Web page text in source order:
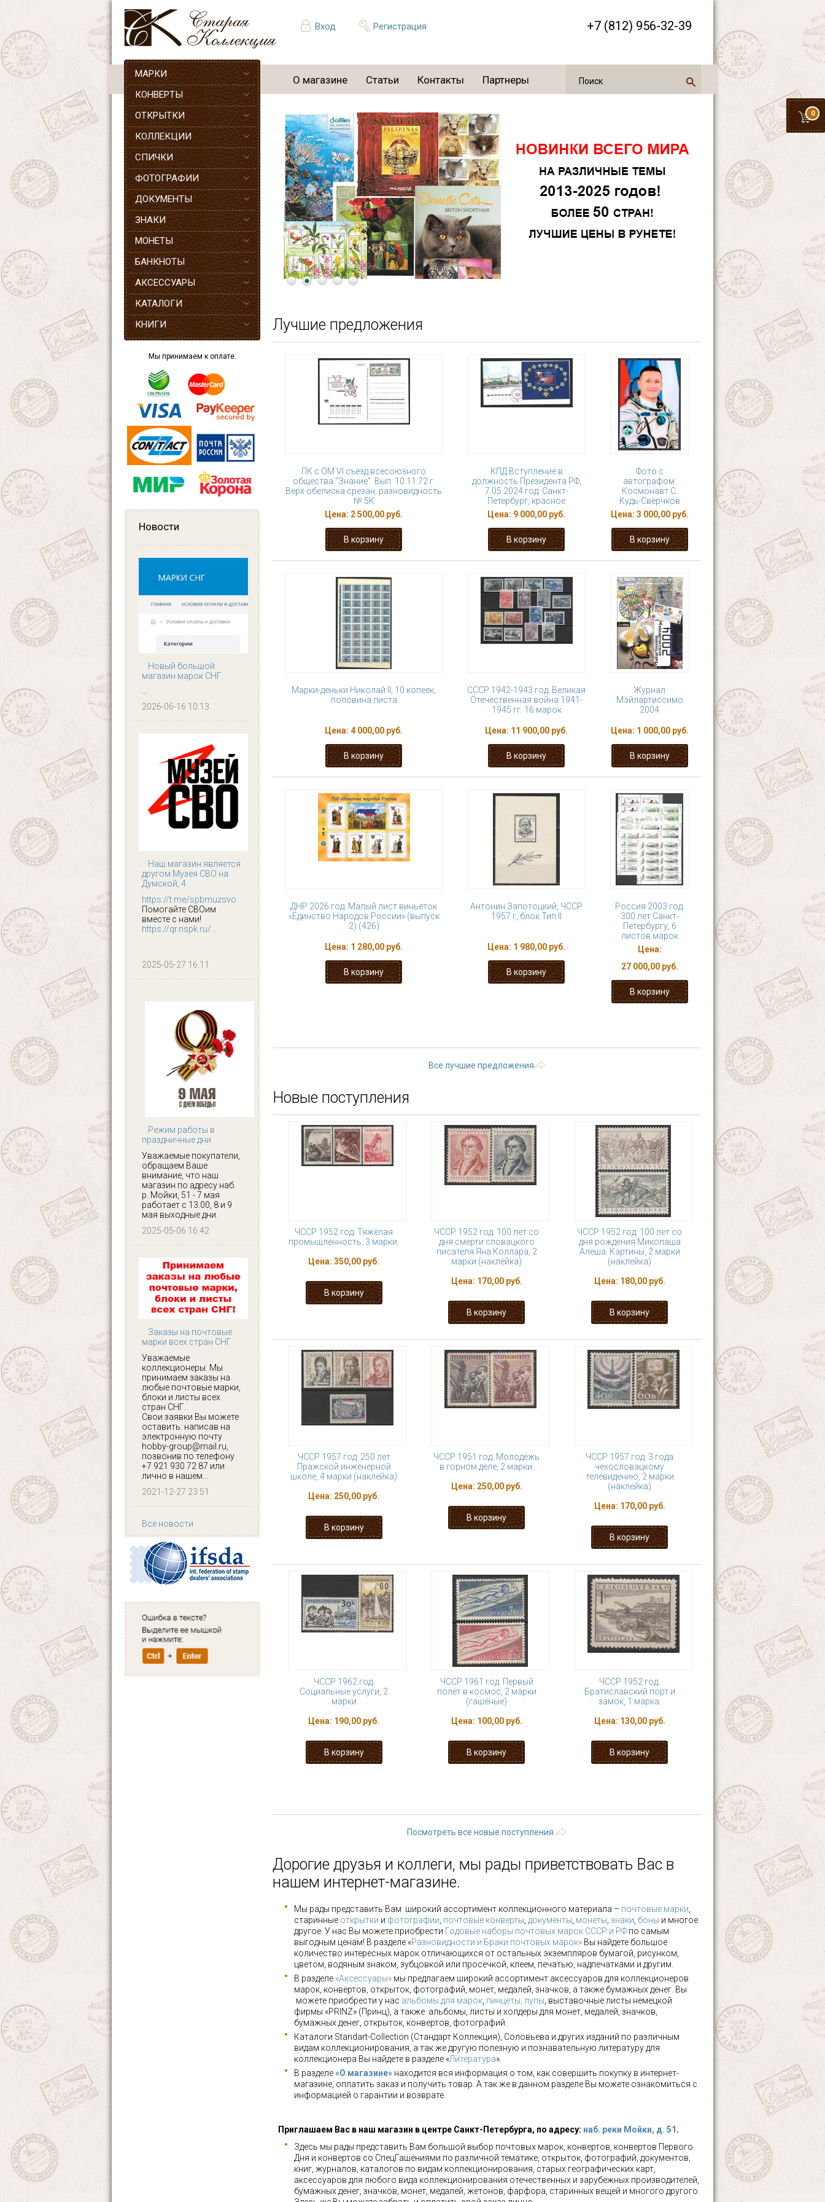
Вход Регистрация +7 (812) 956-32-39
0
О магазине Статьи Контакты Партнеры
МАРКИ
КОНВЕРТЫ
ОТКРЫТКИ
КОЛЛЕКЦИИ
СПИЧКИ
ФОТОГРАФИИ
ДОКУМЕНТЫ
ЗНАКИ
МОНЕТЫ
БАНКНОТЫ
АКСЕССУАРЫ
КАТАЛОГИ
КНИГИ
Мы принимаем к оплате:
Новости
Новый большой
магазин марок СНГ
...
2026-06-16 10:13
Наш магазин является
другом Музея СВО на
Думской, 4
https://t.me/spbmuzsvo
Помогайте СВОим
вместе с нами!
https://qr.nspk.ru/...
2025-05-27 16:11
Режим работы в
праздничные дни
Уважаемые покупатели,
обращаем Ваше
внимание, что наш
магазин по адресу наб.
р. Мойки, 51 - 7 мая
работает с 13.00, 8 и 9
мая выходные дни.
2025-05-06 16:42
Заказы на почтовые
марки всех стран СНГ
Уважаемые
коллекционеры. Мы
принимаем заказы на
любые почтовые марки,
блоки и листы всех
стран СНГ.
Свои заявки Вы можете
оставить: написав на
электронную почту
hobby-group@mail.ru,
позвонив по телефону
+7 921 930 72 87 или
лично в нашем...
2021-12-27 23:51
Все новости
Лучшие предложения
ПК с ОМ VI съезд всесоюзного
общества "Знание". Вып. 10.11.72 г.
Верх обелиска срезан, разновидность
№ 5К
Цена: 2 500,00 руб.
КПД Вступление в
должность Президента РФ,
7.05.2024 год. Санкт-
Петербург, красное
Цена: 9 000,00 руб.
Фото с
автографом.
Космонавт С.
Кудь-Сверчков
Цена: 3 000,00 руб.
Марки-деньки Николай II, 10 копеек,
половина листа
Цена: 4 000,00 руб.
СССР 1942-1943 год. Великая
Отечественная война 1941-
1945 гг. 16 марок
Цена: 11 900,00 руб.
Журнал
Мэйлартиссимо
2004
Цена: 1 000,00 руб.
ДНР 2026 год. Малый лист виньеток
«Единство Народов России» (выпуск
2) (426)
Цена: 1 280,00 руб.
Антонин Запотоцкий, ЧССР
1957 г, блок Тип II
Цена: 1 980,00 руб.
Россия 2003 год.
300 лет Санкт-
Петербургу, 6
листов марок
Цена:
27 000,00 руб.
Все лучшие предложения
Новые поступления
ЧССР 1952 год. Тяжёлая
промышленность, 3 марки.
Цена: 350,00 руб.
ЧССР 1952 год. 100 лет со
дня смерти словацкого
писателя Яна Коллара, 2
марки (наклейка)
Цена: 170,00 руб.
ЧССР 1952 год. 100 лет со
дня рождения Миколаша
Алеша. Картины, 2 марки
(наклейка)
Цена: 180,00 руб.
ЧССР 1957 год. 250 лет
Пражской инженерной
школе, 4 марки (наклейка)
Цена: 250,00 руб.
ЧССР 1951 год. Молодёжь
в горном деле, 2 марки.
Цена: 250,00 руб.
ЧССР 1957 год. 3 года
чехословацкому
телевидению, 2 марки
(наклейка)
Цена: 170,00 руб.
ЧССР 1962 год.
Социальные услуги, 2
марки
Цена: 190,00 руб.
ЧССР 1961 год. Первый
полёт в космос, 2 марки
(гашёные)
Цена: 100,00 руб.
ЧССР 1952 год.
Братиславский порт и
замок, 1 марка.
Цена: 130,00 руб.
Посмотреть все новые поступления
Дорогие друзья и коллеги, мы рады приветствовать Вас в
нашем интернет-магазине.
Мы рады представить Вам широкий ассортимент коллекционного материала – почтовые марки
старинные открытки и фотографии почтовые конверты документы монеты знаки боны и многое
другое. У нас Вы можете приобрести Годовые наборы почтовых марок СССР и РФ по самым
выгодным ценам! В разделе «Разновидности и Браки почтовых марок» Вы найдете большое
количество интересных марок отличающихся от остальных экземпляров бумагой, рисунком,
цветом, водяным знаком, зубцовкой или просечкой, клеем, печатью, надпечатками и другим.
В разделе «Аксессуары» мы предлагаем широкий ассортимент аксессуаров для коллекционеров
марок, конвертов, открыток, фотографий, монет, медалей, значков, а также бумажных денег. Вы
можете приобрести у нас альбомы для марок пинцеты, лупы , выставочные листы немецкой
фирмы «PRINZ» (Принц), а также альбомы, листы и холдеры для монет, медалей, значков,
бумажных денег, открыток, конвертов, фотографий.
Каталоги Standart-Collection (Стандарт Коллекция), Соловьева и других изданий по различным
видам коллекционирования, а так же другую полезную и познавательную литературу для
коллекционера Вы найдете в разделе «Литература».
В разделе«О магазине» находится вся информация о том, как совершить покупку в интернет-
магазине, оплатить заказ и получить товар. А так же в данном разделе Вы можете ознакомиться с
информацией о гарантии и возврате.
Приглашаем Вас в наш магазин в центре Санкт-Петербурга, по адресу: наб. реки Мойки, д. 51 .
Здесь мы рады представить Вам большой выбор почтовых марок, конвертов, конвертов Первого
Дня и конвертов со СпецГашениями по различной тематике, открыток, фотографий, документов,
книг, журналов, каталогов по видам коллекционирования, старых географических карт,
аксессуаров для любого вида коллекционирования отечественных и зарубежных производителей,
бумажных денег, значков, монет, медалей, жетонов, фарфора, старинных вещей и многого другого.